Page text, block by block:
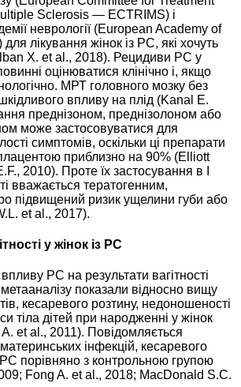
Sclerosis — ECTRIMS) і
неврології (European Academy of
лікування жінок із РС, які хочуть
X. et al., 2018). Рецидиви РС у
оцінюватися клінічно і, якщо
МРТ головного мозку без
впливу на плід (Kanal E.
преднізоном, преднізолоном або
може застосовуватися для
симптомів, оскільки ці препарати
приблизно на 90% (Elliott
2010). Проте їх застосування в I
вважається тератогенним,
підвищений ризик ущелини губи або
et al., 2017).
у жінок із РС
РС на результати вагітності
показали відносно вищу
кесаревого розтину, недоношеності
тіла дітей при народженні у жінок
et al., 2011). Повідомляється
інфекцій, кесаревого
РС порівняно з контрольною групою
Fong A. et al., 2018; MacDonald S.C.